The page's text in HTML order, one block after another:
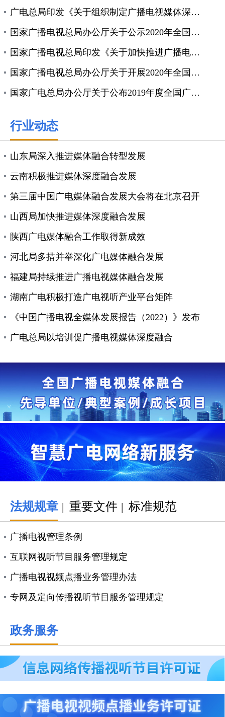
广电总局印发《关于组织制定广播电视媒体深度融合发展...
国家广播电视总局办公厅关于公示2020年全国广播电...
国家广播电视总局印发《关于加快推进广播电视媒体深度...
国家广播电视总局办公厅关于开展2020年全国广播电...
国家广电总局办公厅关于公布2019年度全国广播电视...
行业动态
山东局深入推进媒体融合转型发展
云南积极推进媒体深度融合发展
第三届中国广电媒体融合发展大会将在北京召开
山西局加快推进媒体深度融合发展
陕西广电媒体融合工作取得新成效
河北局多措并举深化广电媒体融合发展
福建局持续推进广播电视媒体融合发展
湖南广电积极打造广电视听产业平台矩阵
《中国广播电视全媒体发展报告（2022）》发布
广电总局以培训促广播电视媒体深度融合
法规规章 | 重要文件 | 标准规范
广播电视管理条例
互联网视听节目服务管理规定
广播电视视频点播业务管理办法
专网及定向传播视听节目服务管理规定
政务服务